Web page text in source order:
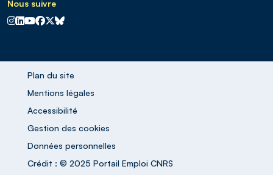
Nous suivre
CNRS sur Instagram
CNRS sur Linkedin
CNRS sur Youtube
CNRS sur Facebook
CNRS sur X
CNRS sur Blus sky
Plan du site
Mentions légales
Accessibilité
Gestion des cookies
Données personnelles
Crédit : © 2025 Portail Emploi CNRS